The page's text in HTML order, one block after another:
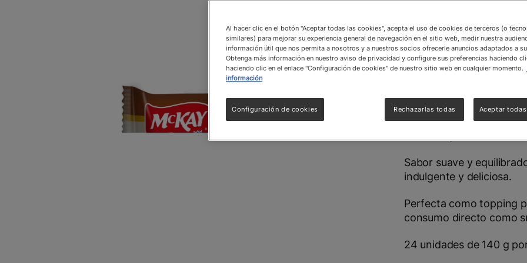
La Galleta ALTEZA®
la crocancia
cremoso de chocolate y
textura ligera la
acompañar postres,
disfrutar como snack
alternativa versátil y
de foodservice que
Oblea crujiente con
Sabor suave y
indulgente y deliciosa.
Perfecta como topping
consumo directo como
24 unidades de 140 g
Al hacer clic en el botón "Aceptar todas las cookies", acepta el uso de cookies de terceros (o
similares) para mejorar su experiencia general de navegación en el sitio web, medir nuestra
información útil que nos permita a nosotros y a nuestros socios ofrecerle anuncios adaptados a
Obtenga más información en nuestro aviso de privacidad y configure sus preferencias haciendo
haciendo clic en el enlace "Configuración de cookies" de nuestro sitio web en cualquier momento.
información
Rechazarlas todas Aceptar
Configuración de cookies